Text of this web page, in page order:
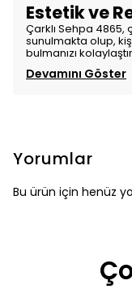
Estetik ve
Çarklı Sehpa
sunulmakta olup,
bulmanızı
Devamını Göster
Yorumlar
Bu ürün için henüz